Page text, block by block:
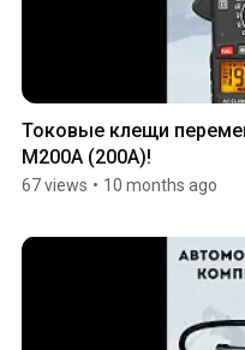
Токовые клещи
M200A (200A)!
67 views • 10 months ago